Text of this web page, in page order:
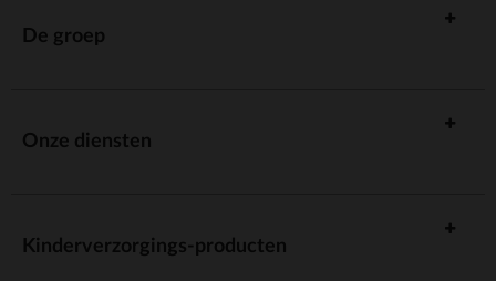
De groep
Onze diensten
Kinderverzorgings-producten